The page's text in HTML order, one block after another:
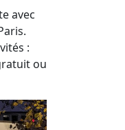
avec
:
ou